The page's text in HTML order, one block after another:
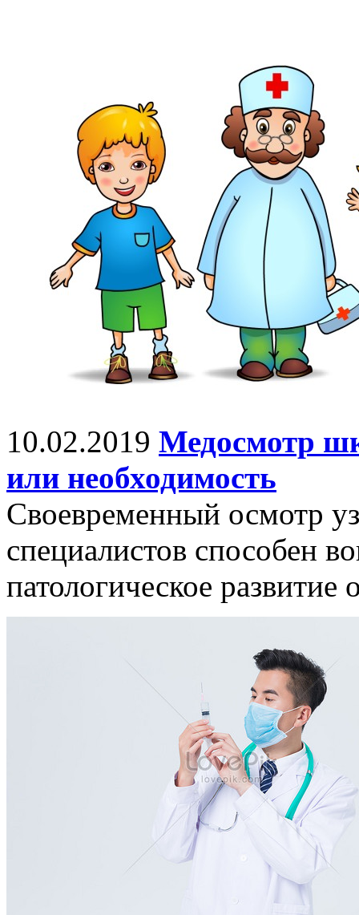
10.02.2019 Медосмотр
или необходимость
Своевременный осмотр
специалистов способен
патологическое развитие